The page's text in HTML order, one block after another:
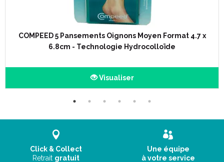
COMPEED 5 Pansements Oignons Moyen Format 4.7 x
6.8cm - Technologie Hydrocolloïde
Visualiser
Click & Collect
Retrait gratuit
Une équipe
à votre service